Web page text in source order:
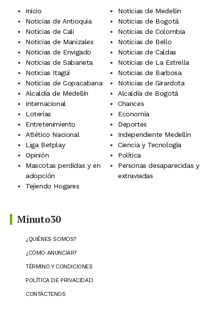
Inicio
Noticias de Medellín
Noticias de Antioquia
Noticias de Bogotá
Noticias de Cali
Noticias de Colombia
Noticias de Manizales
Noticias de Bello
Noticias de Envigado
Noticias de Caldas
Noticias de Sabaneta
Noticias de La Estrella
Noticias Itagüí
Noticias de Barbosa
Noticias de Copacabana
Noticias de Girardota
Alcaldía de Medellín
Alcaldía de Bogotá
Internacional
Chances
Loterías
Economía
Entretenimiento
Deportes
Atlético Nacional
Independiente Medellín
Liga Betplay
Ciencia y Tecnología
Opinión
Política
Mascotas perdidas y en
adopción
Personas desaparecidas y
extraviadas
Tejiendo Hogares
Minuto30
¿QUIÉNES SOMOS?
¿CÓMO ANUNCIAR?
TÉRMINO Y CONDICIONES
POLÍTICA DE PRIVACIDAD
CONTÁCTENOS